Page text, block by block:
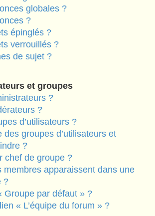
globales ?
?
épinglés ?
verrouillés ?
de sujet ?
et groupes
?
?
d’utilisateurs ?
des groupes d’utilisateurs et
?
chef de groupe ?
membres apparaissent dans une
?
Groupe par défaut » ?
« L’équipe du forum » ?